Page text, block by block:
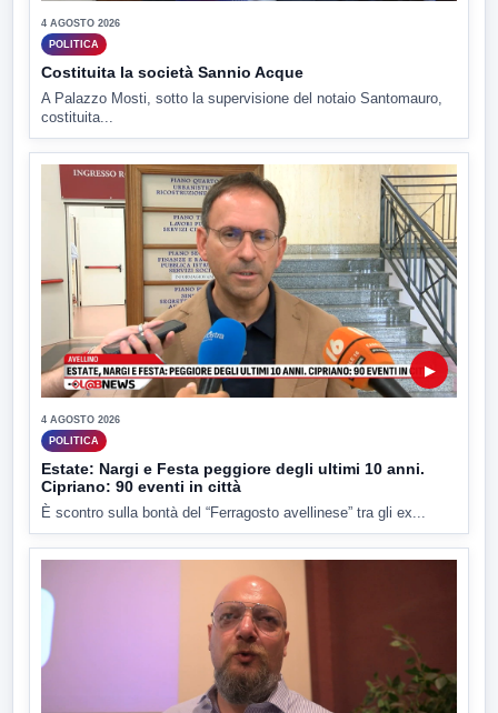
4 AGOSTO 2026
POLITICA
Costituita la società Sannio Acque
A Palazzo Mosti, sotto la supervisione del notaio Santomauro,
costituita...
▶
4 AGOSTO 2026
POLITICA
Estate: Nargi e Festa peggiore degli ultimi 10 anni.
Cipriano: 90 eventi in città
È scontro sulla bontà del “Ferragosto avellinese” tra gli ex...